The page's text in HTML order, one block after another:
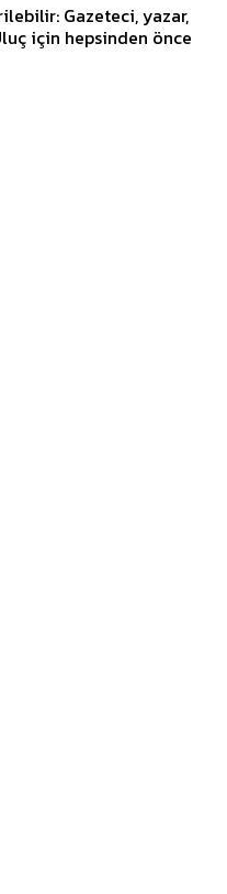
Gazeteci, yazar,
için hepsinden önce